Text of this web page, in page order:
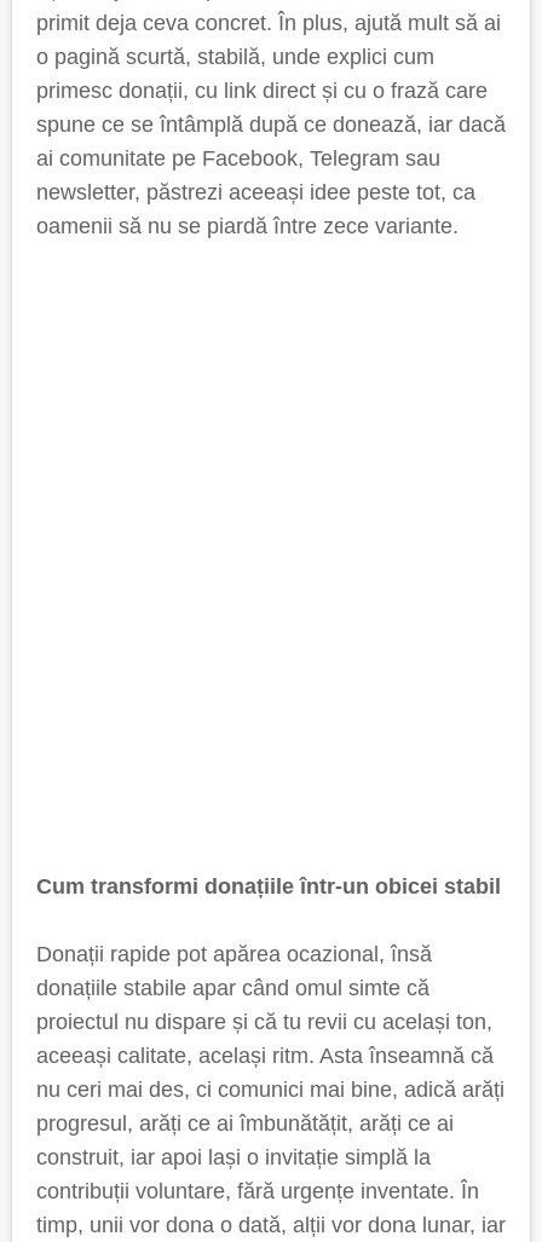
primit deja ceva concret. În plus, ajută mult să ai
o pagină scurtă, stabilă, unde explici cum
primesc donații, cu link direct și cu o frază care
spune ce se întâmplă după ce donează, iar dacă
ai comunitate pe Facebook, Telegram sau
newsletter, păstrezi aceeași idee peste tot, ca
oamenii să nu se piardă între zece variante.
Cum transformi donațiile într-un obicei stabil
Donații rapide pot apărea ocazional, însă
donațiile stabile apar când omul simte că
proiectul nu dispare și că tu revii cu același ton,
aceeași calitate, același ritm. Asta înseamnă că
nu ceri mai des, ci comunici mai bine, adică arăți
progresul, arăți ce ai îmbunătățit, arăți ce ai
construit, iar apoi lași o invitație simplă la
contribuții voluntare, fără urgențe inventate. În
timp, unii vor dona o dată, alții vor dona lunar, iar